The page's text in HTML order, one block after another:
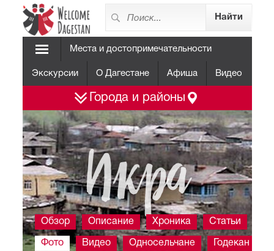
Места и достопримечательности
Экскурсии О Дагестане Афиша Видео
Города и районы
Икра
Обзор Описание Хроника Статьи
Фото Видео Односельчане Годекан